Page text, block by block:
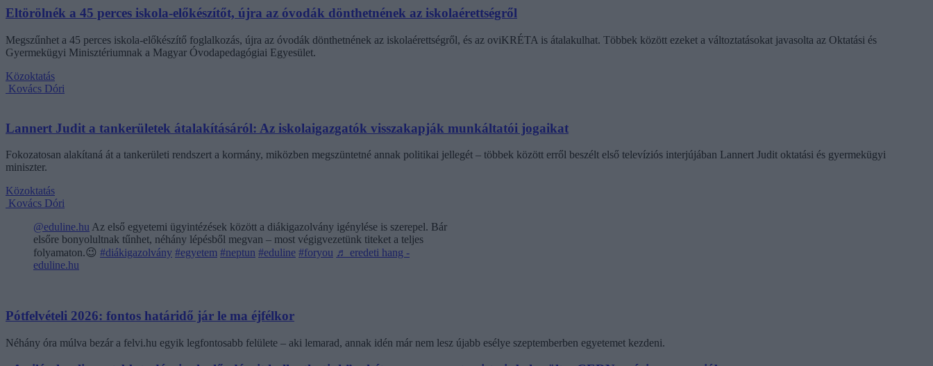
Eltörölnék a 45 perces iskola-előkészítőt, újra az óvodák dönthetnének az iskolaérettségről
Megszűnhet a 45 perces iskola-előkészítő foglalkozás, újra az óvodák dönthetnének az iskolaérettségről, és az oviKRÉTA is átalakulhat. Többek között ezeket a változtatásokat javasolta az Oktatási és
Gyermekügyi Minisztériumnak a Magyar Óvodapedagógiai Egyesület.
Közoktatás
Kovács Dóri
Lannert Judit a tankerületek átalakításáról: Az iskolaigazgatók visszakapják munkáltatói jogaikat
Fokozatosan alakítaná át a tankerületi rendszert a kormány, miközben megszüntetné annak politikai jellegét – többek között erről beszélt első televíziós interjújában Lannert Judit oktatási és gyermekügyi
miniszter.
Közoktatás
Kovács Dóri
@eduline.hu Az első egyetemi ügyintézések között a diákigazolvány igénylése is szerepel. Bár
elsőre bonyolultnak tűnhet, néhány lépésből megvan – most végigvezetünk titeket a teljes
folyamaton.😉 #diákigazolvány #egyetem #neptun #eduline #foryou ♬ eredeti hang -
eduline.hu
Pótfelvételi 2026: fontos határidő jár le ma éjfélkor
Néhány óra múlva bezár a felvi.hu egyik legfontosabb felülete – aki lemarad, annak idén már nem lesz újabb esélye szeptemberben egyetemet kezdeni.